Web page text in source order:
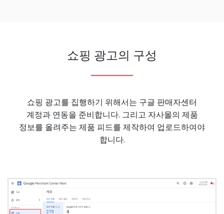
쇼핑 광고의 구성
쇼핑 광고를 집행하기 위해서는 구글 판매자센터
계정과 연동을 준비합니다. 그리고 자사몰의 제품
정보를 올려주는 제품 피드를 제작하여 업로드하여야
합니다.